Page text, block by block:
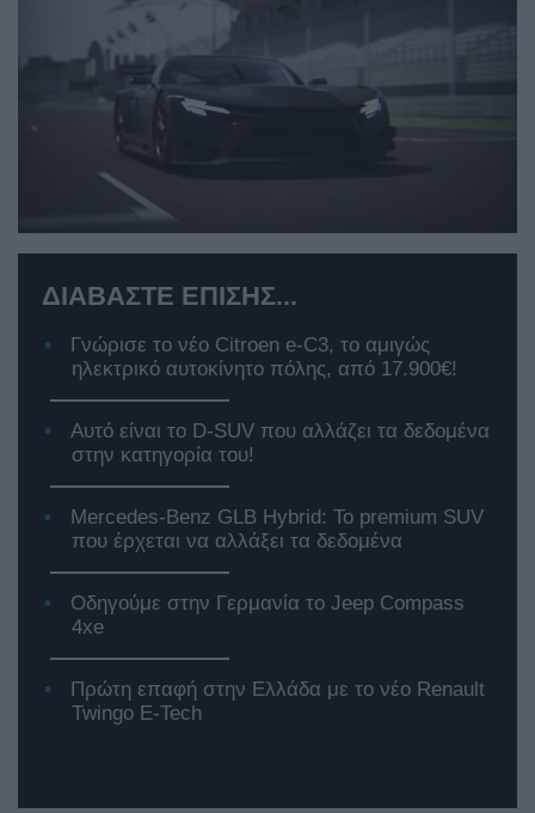
ΔΙΑΒΑΣΤΕ ΕΠΙΣΗΣ...
Γνώρισε το νέο Citroen e-C3, το αμιγώς
ηλεκτρικό αυτοκίνητο πόλης, από 17.900€!
Αυτό είναι το D-SUV που αλλάζει τα δεδομένα
στην κατηγορία του!
Mercedes-Benz GLB Hybrid: Το premium SUV
που έρχεται να αλλάξει τα δεδομένα
Οδηγούμε στην Γερμανία το Jeep Compass
4xe
Πρώτη επαφή στην Ελλάδα με το νέο Renault
Twingo E-Tech